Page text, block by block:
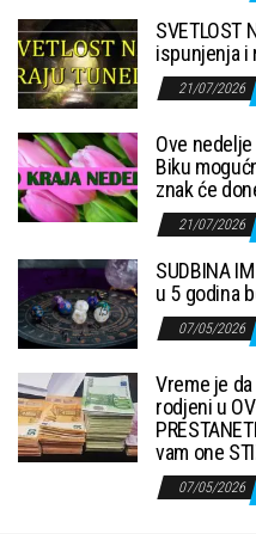
SVETLOST
ispunjenja i
21/07/2026
Ove
Biku
znak će
21/07/2026
SUDBINA
u 5 godina
07/05/2026
Vreme je da
rodjeni u
vam one
07/05/2026